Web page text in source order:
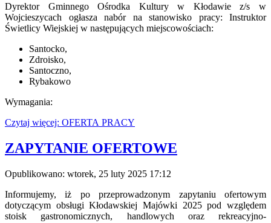
Dyrektor Gminnego Ośrodka Kultury w Kłodawie z/s w
Wojcieszycach ogłasza nabór na stanowisko pracy: Instruktor
Świetlicy Wiejskiej w następujących miejscowościach:
Santocko,
Zdroisko,
Santoczno,
Rybakowo
Wymagania:
Czytaj więcej: OFERTA PRACY
ZAPYTANIE OFERTOWE
Opublikowano: wtorek, 25 luty 2025 17:12
Informujemy, iż po przeprowadzonym zapytaniu ofertowym
dotyczącym obsługi Kłodawskiej Majówki 2025 pod względem
stoisk gastronomicznych, handlowych oraz rekreacyjno-